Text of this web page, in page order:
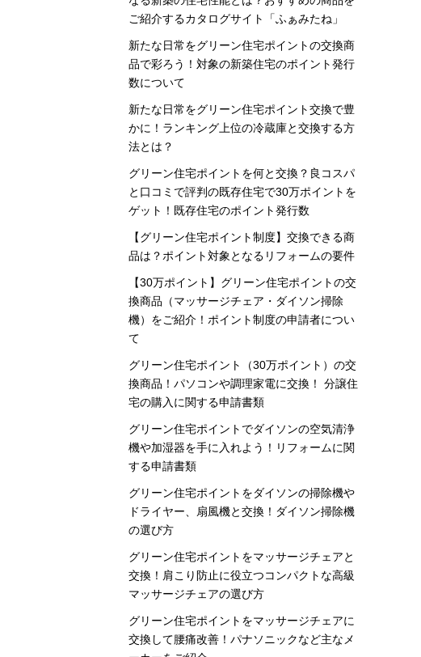
ご紹介するカタログサイト「ふぁみたね」
新たな日常をグリーン住宅ポイントの交換商
品で彩ろう！対象の新築住宅のポイント発行
数について
新たな日常をグリーン住宅ポイント交換で豊
かに！ランキング上位の冷蔵庫と交換する方
法とは？
グリーン住宅ポイントを何と交換？良コスパ
と口コミで評判の既存住宅で30万ポイントを
ゲット！既存住宅のポイント発行数
【グリーン住宅ポイント制度】交換できる商
品は？ポイント対象となるリフォームの要件
【30万ポイント】グリーン住宅ポイントの交
換商品（マッサージチェア・ダイソン掃除
機）をご紹介！ポイント制度の申請者につい
て
グリーン住宅ポイント（30万ポイント）の交
換商品！パソコンや調理家電に交換！ 分譲住
宅の購入に関する申請書類
グリーン住宅ポイントでダイソンの空気清浄
機や加湿器を手に入れよう！リフォームに関
する申請書類
グリーン住宅ポイントをダイソンの掃除機や
ドライヤー、扇風機と交換！ダイソン掃除機
の選び方
グリーン住宅ポイントをマッサージチェアと
交換！肩こり防止に役立つコンパクトな高級
マッサージチェアの選び方
グリーン住宅ポイントをマッサージチェアに
交換して腰痛改善！パナソニックなど主なメ